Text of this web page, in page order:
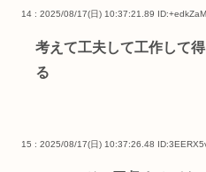
14 : 2025/08/17(日) 10:37:21.89
考えて工夫して工作して
る
15 : 2025/08/17(日) 10:37:26.48